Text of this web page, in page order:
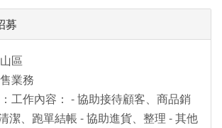
募
區
業務
工作內容： - 協助接待顧客、商品銷
潔、跑單結帳 - 協助進貨、整理 - 其他